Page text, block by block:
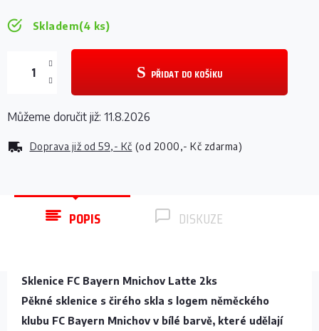
Skladem(4 ks)
Doprava již od 59,- Kč (od 2000,- Kč zdarma)
PŘIDAT DO KOŠÍKU
Můžeme doručit již: 11.8.2026
POPIS DISKUZE
Sklenice FC Bayern Mnichov Latte 2ks
Pěkné sklenice s čirého skla s logem něměckého
klubu FC Bayern Mnichov v bílé barvě, které udělají